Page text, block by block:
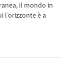
il mondo in
l’orizzonte è a